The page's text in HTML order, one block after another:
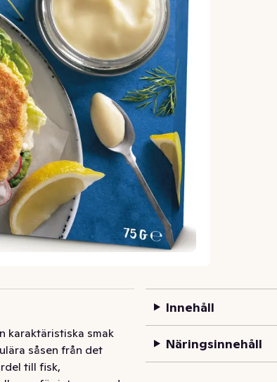
karaktäristiska smak
såsen från det
till fisk,
Innehåll
Näringsinnehåll